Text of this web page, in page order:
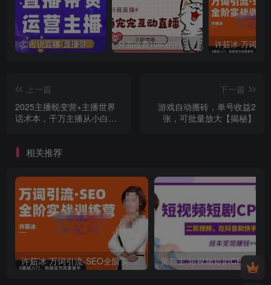
二占说直播·直播带货主播运营课程，主播运营二合一实操课 外面收费1980的抖音萌宠宠直播项目，可虚拟人直播，抖音报白，实时互动直播【软件+详细教程】
上一篇
2025主播蜕变营+主播世界
话术本，千万主播从小白到
下一篇
游戏自动搬砖，单号收益2
张，可批量放大【揭秘】
相关推荐
许茹冰·万词引流-SEO全阶实战训练营，0基础入门，快速成为流量高手